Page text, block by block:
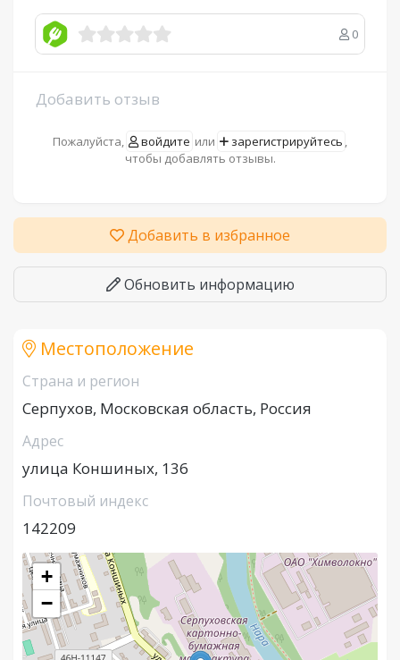
0
Добавить отзыв
Пожалуйста, войдите или зарегистрируйтесь ,
чтобы добавлять отзывы.
Добавить в избранное
Обновить информацию
Местоположение
Страна и регион
Серпухов, Московская область, Россия
Адрес
улица Коншиных, 136
Почтовый индекс
142209
+
−